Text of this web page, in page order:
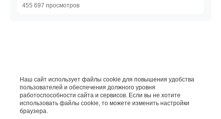
455 697 просмотров
Наш сайт использует файлы cookie для повышения удобства
пользователей и обеспечения должного уровня
работоспособности сайта и сервисов. Если вы не хотите
использовать файлы cookie, то можете изменить настройки
браузера.